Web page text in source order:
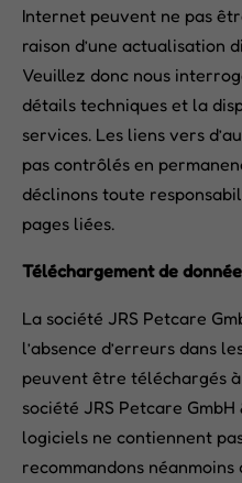
Internet peuvent ne pas
raison d’une actualisation
Veuillez donc nous
détails techniques et la
services. Les liens vers
pas contrôlés en
déclinons toute
pages liées.
Téléchargement de
La société JRS Petcare
l’absence d’erreurs dans
peuvent être téléchargés
société JRS Petcare
logiciels ne contiennent
recommandons